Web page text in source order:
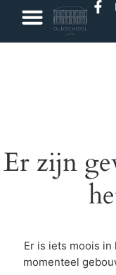
Er zijn
Er is iets moois
momenteel